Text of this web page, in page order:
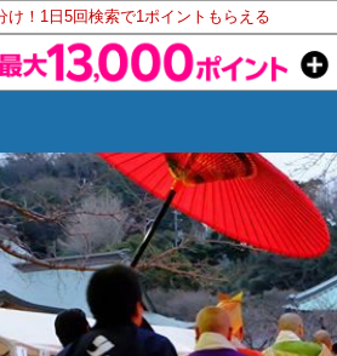
け！1日5回検索で1ポイントもらえる